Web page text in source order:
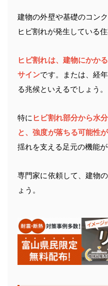
建物の外壁や基礎のコン
ヒビ割れが発生している
ヒビ割れは、建物にかか
サインです。または、経
る兆候といえるでしょう。
特に ヒビ割れ部分から水
と、強度が落ちる可能性
揺れを支える足元の機能
専門家に依頼して、建物
ょう。